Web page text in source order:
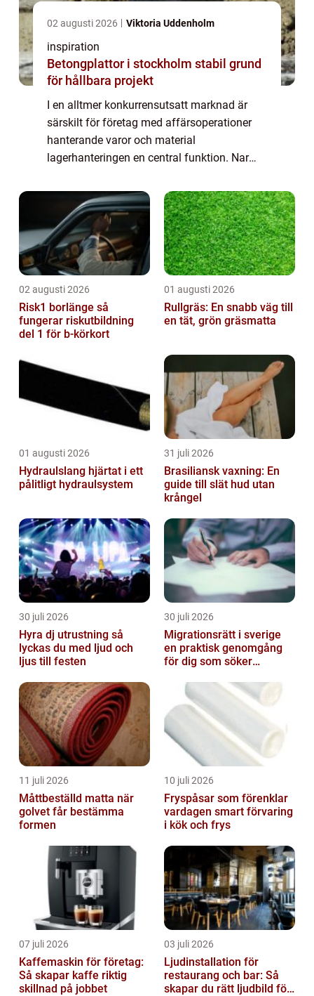
02 augusti 2026 Viktoria Uddenholm
inspiration
Betongplattor i stockholm stabil grund
för hållbara projekt
I en alltmer konkurrensutsatt marknad är
särskilt för företag med affärsoperationer
hanterande varor och material
lagerhanteringen en central funktion. Nar
säkerhet nyckel...
02 augusti 2026
Risk1 borlänge så
fungerar riskutbildning
del 1 för b-körkort
01 augusti 2026
Rullgräs: En snabb väg till
en tät, grön gräsmatta
01 augusti 2026
Hydraulslang hjärtat i ett
pålitligt hydraulsystem
31 juli 2026
Brasiliansk vaxning: En
guide till slät hud utan
krångel
30 juli 2026
Hyra dj utrustning så
lyckas du med ljud och
ljus till festen
30 juli 2026
Migrationsrätt i sverige
en praktisk genomgång
för dig som söker
11 juli 2026
Måttbeställd matta när
golvet får bestämma
formen
10 juli 2026
Fryspåsar som förenklar
vardagen smart förvaring
i kök och frys
07 juli 2026
Kaffemaskin för företag:
Så skapar kaffe riktig
skillnad på jobbet
03 juli 2026
Ljudinstallation för
restaurang och bar: Så
skapar du rätt ljudbild för